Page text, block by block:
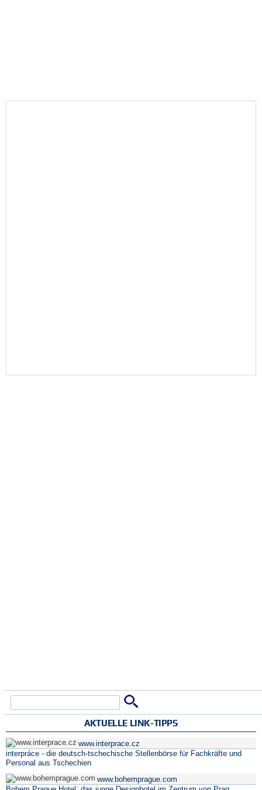
AKTUELLE LINK-TIPPS
www.interprace.cz
interpráce - die deutsch-tschechische Stellenbörse für Fachkräfte und
Personal aus Tschechien
www.bohemprague.com